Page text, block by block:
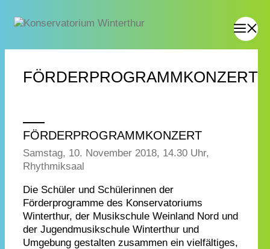
FÖRDERPROGRAMMKONZERT
FÖRDERPROGRAMMKONZERT
Samstag, 10. November 2018, 14.30 Uhr,
Rhythmiksaal
Die Schüler und Schülerinnen der
Förderprogramme des Konservatoriums
Winterthur, der Musikschule Weinland Nord und
der Jugendmusikschule Winterthur und
Umgebung gestalten zusammen ein vielfältiges,